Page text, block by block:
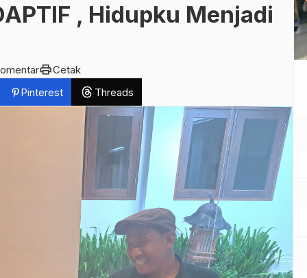
, Hidupku Menjadi
printCetak
Pinterest Threads